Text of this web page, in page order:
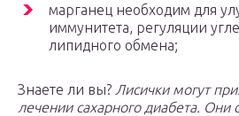
марганец необходим для
иммунитета, регуляции
липидного обмена;
Знаете ли вы? Лисички могут
лечении сахарного диабета. Они